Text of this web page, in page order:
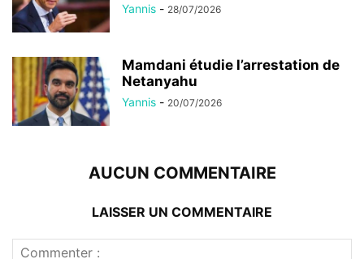
Yannis - 28/07/2026
Mamdani étudie l’arrestation de
Netanyahu
Yannis - 20/07/2026
AUCUN COMMENTAIRE
LAISSER UN COMMENTAIRE